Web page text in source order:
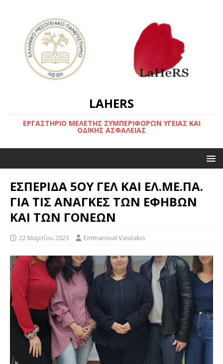
LAHERS
ΕΡΓΑΣΤΗΡΙΟ ΜΕΛΕΤΗΣ ΣΥΜΠΕΡΙΦΟΡΩΝ ΥΓΕΙΑΣ ΚΑΙ
ΟΔΙΚΗΣ ΑΣΦΑΛΕΙΑΣ
ΕΣΠΕΡΙΔΑ 5ΟΥ ΓΕΛ ΚΑΙ ΕΛ.ΜΕ.ΠΑ.
ΓΙΑ ΤΙΣ ΑΝΑΓΚΕΣ ΤΩΝ ΕΦΗΒΩΝ
ΚΑΙ ΤΩΝ ΓΟΝΕΩΝ
22 Μαρτίου 2023 Emmanouil Vasilakis